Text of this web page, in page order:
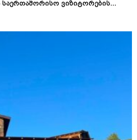
ვიზიტორების...